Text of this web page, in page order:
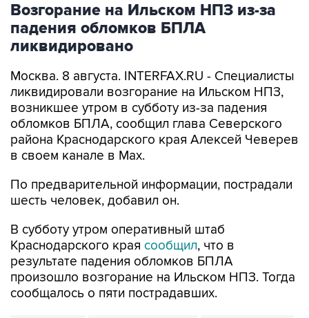
Возгорание на Ильском НПЗ из-за
падения обломков БПЛА
ликвидировано
Москва. 8 августа. INTERFAX.RU - Специалисты
ликвидировали возгорание на Ильском НПЗ,
возникшее утром в субботу из-за падения
обломков БПЛА, сообщил глава Северского
района Краснодарского края Алексей Чеверев
в своем канале в Max.
По предварительной информации, пострадали
шесть человек, добавил он.
В субботу утром оперативный штаб
Краснодарского края сообщил, что в
результате падения обломков БПЛА
произошло возгорание на Ильском НПЗ. Тогда
сообщалось о пяти пострадавших.